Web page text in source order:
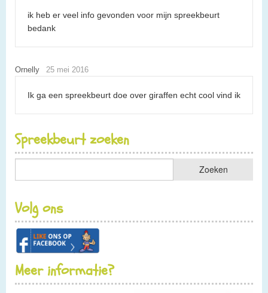
ik heb er veel info gevonden voor mijn spreekbeurt
bedank
Ornelly 25 mei 2016
Ik ga een spreekbeurt doe over giraffen echt cool vind ik
Spreekbeurt zoeken
Volg ons
Meer informatie?